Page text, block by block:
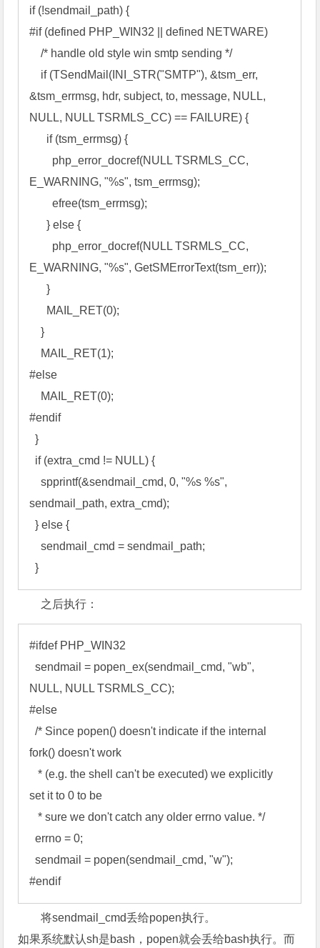
if (!sendmail_path) {
#if (defined PHP_WIN32 || defined NETWARE)
    /* handle old style win smtp sending */
&tsm_errmsg, hdr, subject, to, message, NULL,
NULL, NULL TSRMLS_CC) == FAILURE) {
E_WARNING, "%s", tsm_errmsg);
        efree(tsm_errmsg);
      } else {
E_WARNING, "%s", GetSMErrorText(tsm_err));
      }
    }
#else
#endif
  }
    spprintf(&sendmail_cmd, 0, "%s %s",
sendmail_path, extra_cmd);
  } else {
    sendmail_cmd = sendmail_path;
  }
之后执行：
#ifdef PHP_WIN32
  sendmail = popen_ex(sendmail_cmd, "wb",
NULL, NULL TSRMLS_CC);
#else
  /* Since popen() doesn't indicate if the internal
fork() doesn't work
   * (e.g. the shell can't be executed) we explicitly
set it to 0 to be
   * sure we don't catch any older errno value. */
  errno = 0;
  sendmail = popen(sendmail_cmd, "w");
#endif
将sendmail_cmd丢给popen执行。
如果系统默认sh是bash，popen就会丢给bash执行。而